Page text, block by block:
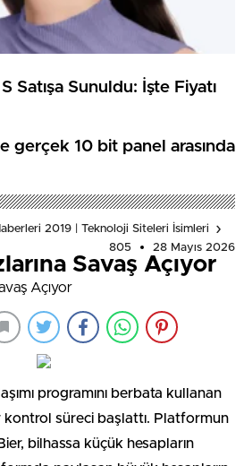
Satışa Sunuldu: İşte Fiyatı
gerçek 10 bit panel arasında
2019 | Teknoloji Siteleri İsimleri
805
28 Mayıs 2026
Savaş Açıyor
programını berbata kullanan
kontrol süreci başlattı. Platformun
bilhassa küçük hesapların